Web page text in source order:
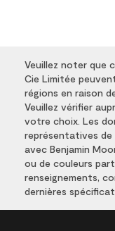
Veuillez noter que
Cie Limitée
régions en raison
Veuillez vérifier
votre choix. Les
représentatives de
avec Benjamin
ou de couleurs
renseignements,
dernières